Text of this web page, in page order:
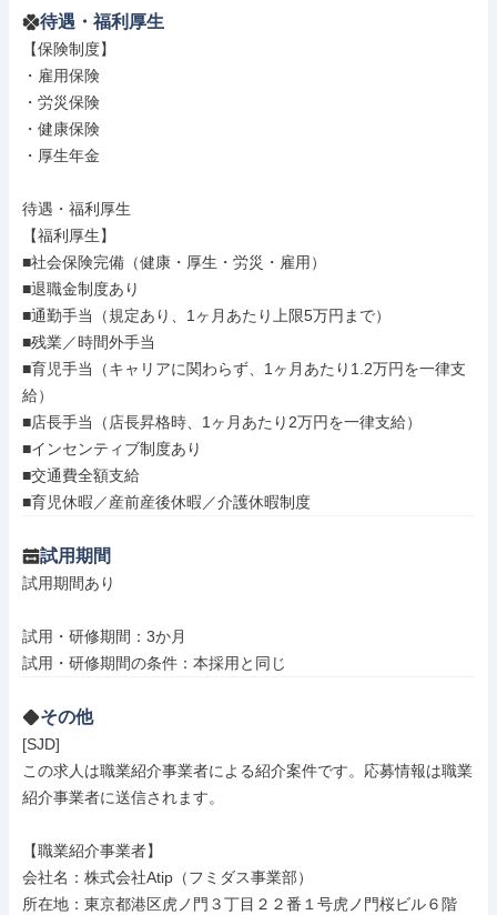
待遇・福利厚生
【保険制度】
・雇用保険
・労災保険
・健康保険
・厚生年金
待遇・福利厚生
【福利厚生】
■社会保険完備（健康・厚生・労災・雇用）
■退職金制度あり
■通勤手当（規定あり、1ヶ月あたり上限5万円まで）
■残業／時間外手当
■育児手当（キャリアに関わらず、1ヶ月あたり1.2万円を一律支
給）
■店長手当（店長昇格時、1ヶ月あたり2万円を一律支給）
■インセンティブ制度あり
■交通費全額支給
■育児休暇／産前産後休暇／介護休暇制度
試用期間
試用期間あり
試用・研修期間：3か月
その他
[SJD]
この求人は職業紹介事業者による紹介案件です。応募情報は職業
紹介事業者に送信されます。
【職業紹介事業者】
会社名：株式会社Atip（フミダス事業部）
所在地：東京都港区虎ノ門３丁目２２番１号虎ノ門桜ビル６階